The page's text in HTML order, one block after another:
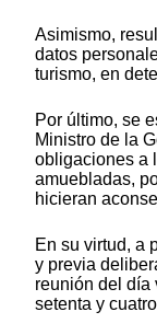
Asimismo,
datos
turismo, en
Por último, se
Ministro de la
obligaciones a
amuebladas,
hicieran
En su virtud, a
y previa
reunión del día
setenta y